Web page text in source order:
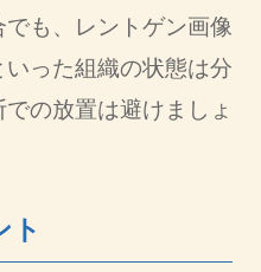
も、レントゲン画像
った組織の状態は分
の放置は避けましょ
ト